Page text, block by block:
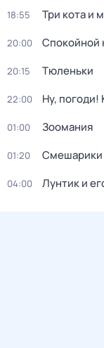
18:55 Три кота и
20:00 Спокойной
20:15 Тюленьки
22:00 Ну, погоди!
01:00 Зоомания
01:20 Смешарики
04:00 Лунтик и